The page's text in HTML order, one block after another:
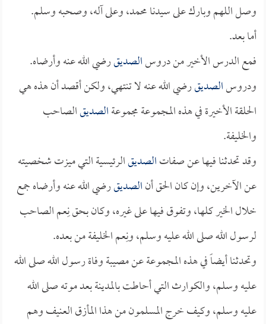
وصل اللهم وبارك على سيدنا محمد، وعلى آله، وصحبه وسلم.
أما بعد.
فمع الدرس الأخير من دروسالصديقرضي الله عنه وأرضاه.
ودروسالصديقرضي الله عنه لا تنتهي، ولكن أقصد أن هذه هي
الحلقة الأخيرة في هذه المجموعة مجموعةالصديقالصاحب
والخليفة.
وقد تحدثنا فيها عن صفاتالصديقالرئيسية التي ميزت شخصيته
عن الآخرين، وإن كان الحق أنالصديقرضي الله عنه وأرضاه جمع
خلال الخير كلها، وتفوق فيها على غيره، وكان بحق نِعم الصاحب
لرسول الله صلى الله عليه وسلم، ونِعم الخليفة من بعده.
وتحدثنا أيضاً في هذه المجموعة عن مصيبة وفاة رسول الله صلى الله
عليه وسلم، والكوارث التي أحاطت بالمدينة بعد موته صلى الله
عليه وسلم، وكيف خرج المسلمون من هذا المأزق العنيف وهم